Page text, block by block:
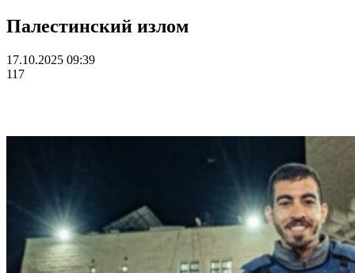
Палестинский излом
17.10.2025 09:39
117